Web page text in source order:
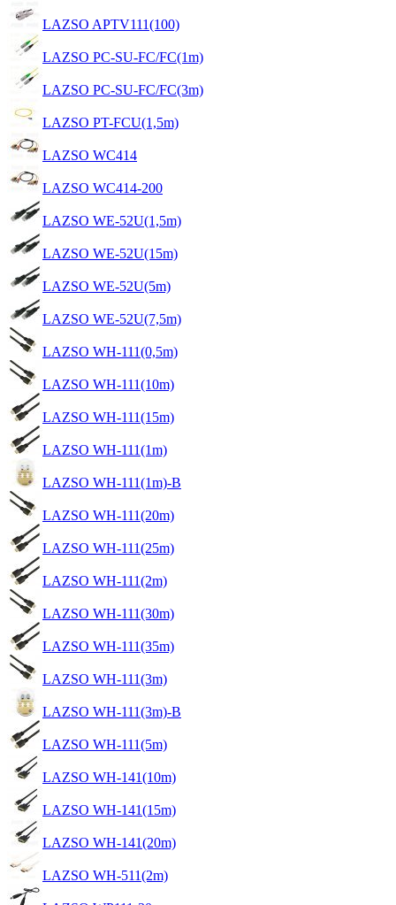
LAZSO APTV111(100)
LAZSO PC-SU-FC/FC(1m)
LAZSO PC-SU-FC/FC(3m)
LAZSO PT-FCU(1,5m)
LAZSO WC414
LAZSO WC414-200
LAZSO WE-52U(1,5m)
LAZSO WE-52U(15m)
LAZSO WE-52U(5m)
LAZSO WE-52U(7,5m)
LAZSO WH-111(0,5m)
LAZSO WH-111(10m)
LAZSO WH-111(15m)
LAZSO WH-111(1m)
LAZSO WH-111(1m)-B
LAZSO WH-111(20m)
LAZSO WH-111(25m)
LAZSO WH-111(2m)
LAZSO WH-111(30m)
LAZSO WH-111(35m)
LAZSO WH-111(3m)
LAZSO WH-111(3m)-B
LAZSO WH-111(5m)
LAZSO WH-141(10m)
LAZSO WH-141(15m)
LAZSO WH-141(20m)
LAZSO WH-511(2m)